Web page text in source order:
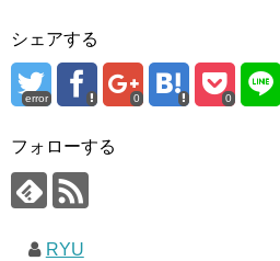
シェアする
error 0 0
フォローする
RYU